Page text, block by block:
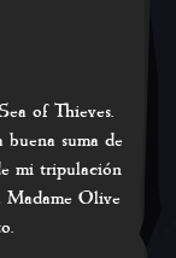
of Thieves.
suma de
mi tripulación
Madame Olive